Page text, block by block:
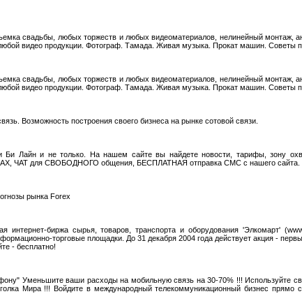
свадьбы, любых торжеств и любых видеоматериалов, нелинейный монтаж,
видео продукции. Фотограф. Тамада. Живая музыка. Прокат машин. Советы
свадьбы, любых торжеств и любых видеоматериалов, нелинейный монтаж,
видео продукции. Фотограф. Тамада. Живая музыка. Прокат машин. Советы
Возможность построения своего бизнеса на рынке сотовой связи.
Би Лайн и не только. На нашем сайте вы найдете новости, тарифы, зону
ЧАТ для СВОБОДНОГО общения, БЕСПЛАТНАЯ отправка СМС с нашего сайта.
рынка Forex
биржа сырья, товаров, транспорта и оборудования 'Элкомарт'
торговые площадки. До 31 декабря 2004 года действует акция -
- бесплатно!
Уменьшите ваши расходы на мобильную связь на 30-70% !!! Используйте
Мира !!! Войдите в международный телекоммуникационный бизнес прямо